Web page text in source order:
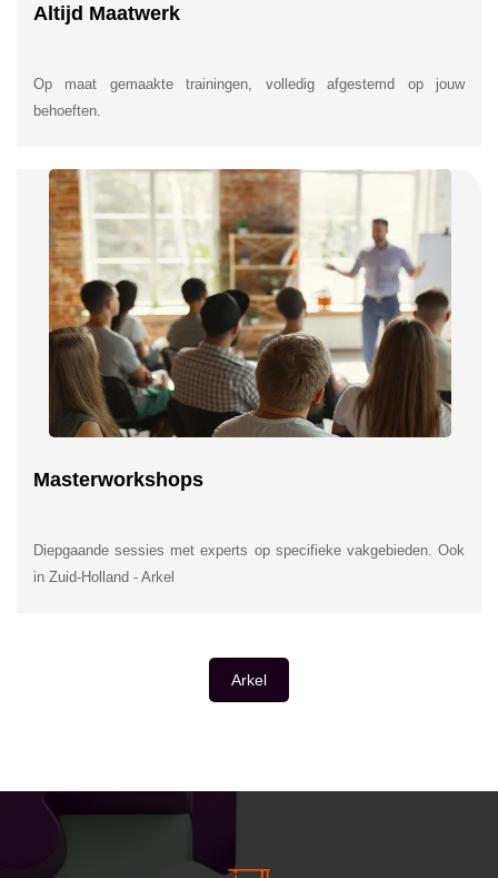
Altijd Maatwerk
Op maat gemaakte trainingen, volledig afgestemd op jouw
behoeften.
Masterworkshops
Diepgaande sessies met experts op specifieke vakgebieden. Ook
in Zuid-Holland - Arkel
Arkel
INSIDE INFORMATIE